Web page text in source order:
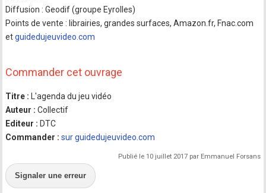
Diffusion : Geodif (groupe Eyrolles)
Points de vente : librairies, grandes surfaces, Amazon.fr, Fnac.com
etguidedujeuvideo.com
Commander cet ouvrage
Titre :
L'agenda du jeu vidéo
Auteur :Collectif
Editeur : DTC
Commander :sur guidedujeuvideo.com
Publié le 10 juillet 2017 par Emmanuel Forsans
Signaler une erreur